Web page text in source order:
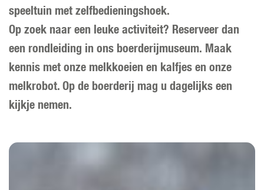
speeltuin met zelfbedieningshoek.
Op zoek naar een leuke activiteit? Reserveer dan
een rondleiding in ons boerderijmuseum. Maak
kennis met onze melkkoeien en kalfjes en onze
melkrobot. Op de boerderij mag u dagelijks een
kijkje nemen.